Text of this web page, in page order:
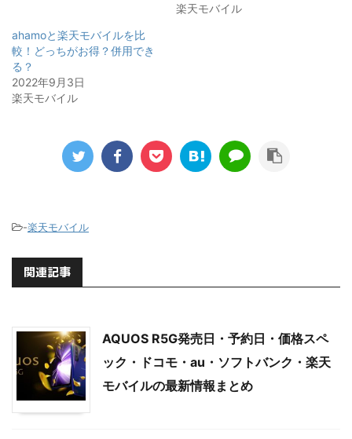
楽天モバイル
ahamoと楽天モバイルを比
較！どっちがお得？併用でき
る？
2022年9月3日
楽天モバイル
-楽天モバイル
関連記事
AQUOS R5G発売日・予約日・価格スペ
ック・ドコモ・au・ソフトバンク・楽天
モバイルの最新情報まとめ